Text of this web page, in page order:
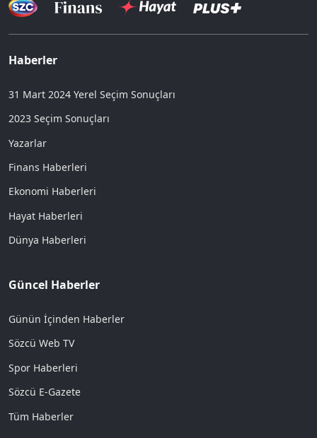
Haberler
31 Mart 2024 Yerel Seçim Sonuçları
2023 Seçim Sonuçları
Yazarlar
Finans Haberleri
Ekonomi Haberleri
Hayat Haberleri
Dünya Haberleri
Güncel Haberler
Günün İçinden Haberler
Sözcü Web TV
Spor Haberleri
Sözcü E-Gazete
Tüm Haberler